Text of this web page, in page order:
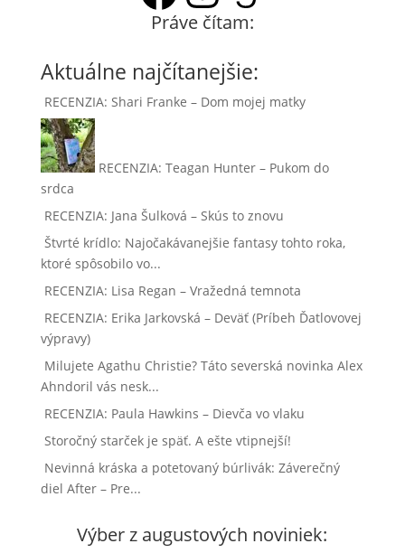
Práve čítam:
Aktuálne najčítanejšie:
RECENZIA: Shari Franke – Dom mojej matky
RECENZIA: Teagan Hunter – Pukom do
srdca
RECENZIA: Jana Šulková – Skús to znovu
Štvrté krídlo: Najočakávanejšie fantasy tohto roka,
ktoré spôsobilo vo...
RECENZIA: Lisa Regan – Vražedná temnota
RECENZIA: Erika Jarkovská – Deväť (Príbeh Ďatlovovej
výpravy)
Milujete Agathu Christie? Táto severská novinka Alex
Ahndoril vás nesk...
RECENZIA: Paula Hawkins – Dievča vo vlaku
Storočný starček je späť. A ešte vtipnejší!
Nevinná kráska a potetovaný búrlivák: Záverečný
diel After – Pre...
Výber z augustových noviniek: